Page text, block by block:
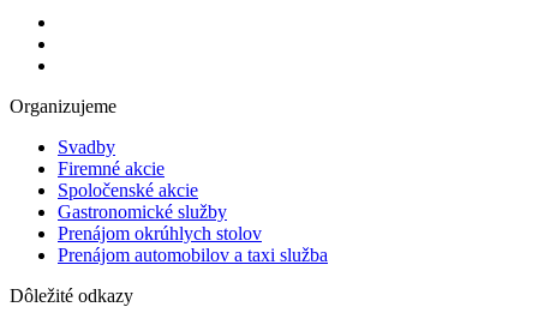
Organizujeme
Svadby
Firemné akcie
Spoločenské akcie
Gastronomické služby
Prenájom okrúhlych stolov
Prenájom automobilov a taxi služba
Dôležité odkazy